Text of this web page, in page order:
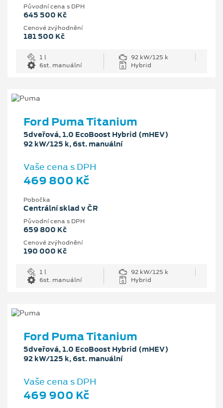
Původní cena s DPH
645 500 Kč
Cenové zvýhodnění
181 500 Kč
1 l
92 kW/125 k
6st. manuální
Hybrid
Ford Puma Titanium
5dveřová, 1.0 EcoBoost Hybrid (mHEV)
92 kW/125 k, 6st. manuální
Vaše cena s DPH
469 800 Kč
Pobočka
Centrální sklad v ČR
Původní cena s DPH
659 800 Kč
Cenové zvýhodnění
190 000 Kč
1 l
92 kW/125 k
6st. manuální
Hybrid
Ford Puma Titanium
5dveřová, 1.0 EcoBoost Hybrid (mHEV)
92 kW/125 k, 6st. manuální
Vaše cena s DPH
469 900 Kč